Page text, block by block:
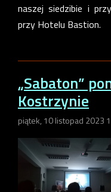
naszej siedzibie i
przy Hotelu Bastion.
„Sabaton”
Kostrzynie
piątek, 10 listopad 2023